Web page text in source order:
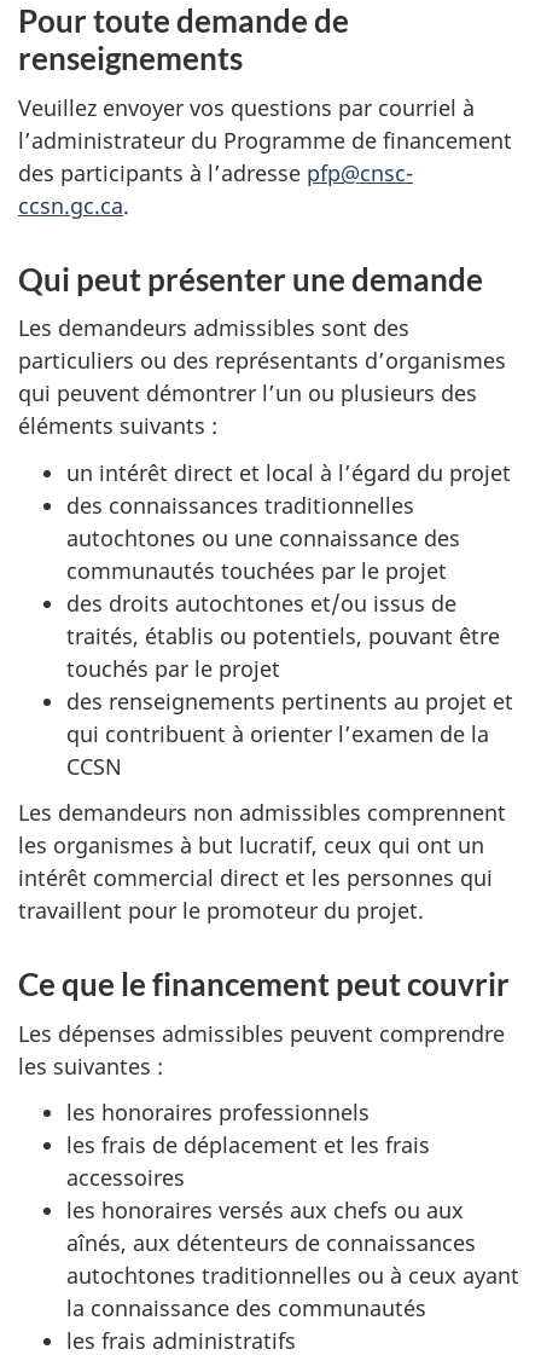
Pour toute demande de
renseignements
Veuillez envoyer vos questions par courriel à
l’administrateur du Programme de financement
des participants à l’adresse pfp@cnsc-
ccsn.gc.ca.
Qui peut présenter une demande
Les demandeurs admissibles sont des
particuliers ou des représentants d’organismes
qui peuvent démontrer l’un ou plusieurs des
éléments suivants :
un intérêt direct et local à l’égard du projet
des connaissances traditionnelles
autochtones ou une connaissance des
communautés touchées par le projet
des droits autochtones et/ou issus de
traités, établis ou potentiels, pouvant être
touchés par le projet
des renseignements pertinents au projet et
qui contribuent à orienter l’examen de la
CCSN
Les demandeurs non admissibles comprennent
les organismes à but lucratif, ceux qui ont un
intérêt commercial direct et les personnes qui
travaillent pour le promoteur du projet.
Ce que le financement peut couvrir
Les dépenses admissibles peuvent comprendre
les suivantes :
les honoraires professionnels
les frais de déplacement et les frais
accessoires
les honoraires versés aux chefs ou aux
aînés, aux détenteurs de connaissances
autochtones traditionnelles ou à ceux ayant
la connaissance des communautés
les frais administratifs